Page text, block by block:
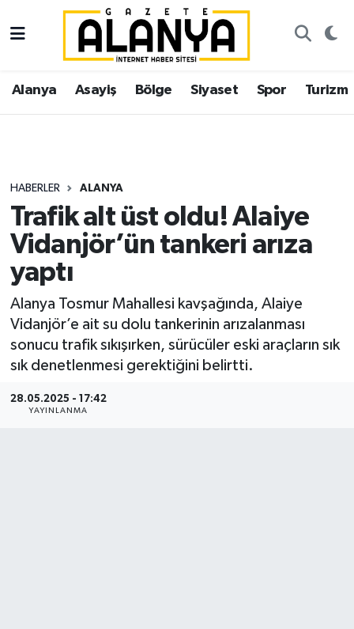
Alanya Asayiş Bölge Siyaset Spor Turizm
HABERLER ALANYA
Trafik alt üst oldu! Alaiye
Vidanjör’ün tankeri arıza
yaptı
Alanya Tosmur Mahallesi kavşağında, Alaiye
Vidanjör’e ait su dolu tankerinin arızalanması
sonucu trafik sıkışırken, sürücüler eski araçların sık
sık denetlenmesi gerektiğini belirtti.
28.05.2025 - 17:42
YAYINLANMA
Alanya
Asayiş
Siyaset
Spor
Turizm
Ekonomi
Gazipaşa
İstanbul Nöbetçi Eczaneler
İstanbul Hava Durumu
Süper Lig Puan Durumu ve Fikstür
Tüm Manşetler
Son Dakika Haberleri
Haber Arşivi